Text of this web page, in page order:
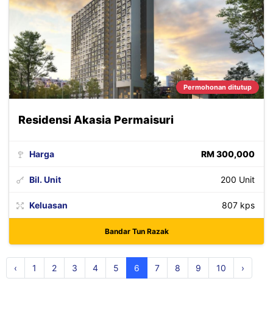
Permohonan ditutup
Residensi Akasia Permaisuri
Harga RM 300,000
Bil. Unit 200 Unit
Keluasan 807 kps
Bandar Tun Razak
‹ 1 2 3 4 5 6 7 8 9 10 ›